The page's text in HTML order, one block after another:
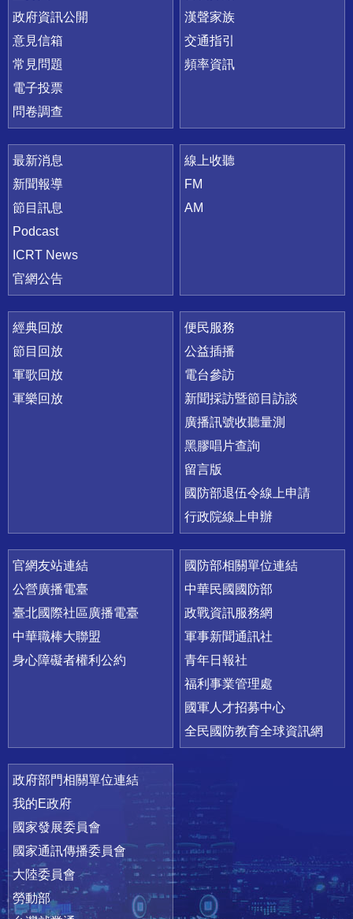
政府資訊公開
意見信箱
常見問題
電子投票
問卷調查
漢聲家族
交通指引
頻率資訊
最新消息
新聞報導
節目訊息
Podcast
ICRT News
官網公告
線上收聽
FM
AM
經典回放
節目回放
軍歌回放
軍樂回放
便民服務
公益插播
電台參訪
新聞採訪暨節目訪談
廣播訊號收聽量測
黑膠唱片查詢
留言版
國防部退伍令線上申請
行政院線上申辦
官網友站連結
公營廣播電臺
臺北國際社區廣播電臺
中華職棒大聯盟
身心障礙者權利公約
國防部相關單位連結
中華民國國防部
政戰資訊服務網
軍事新聞通訊社
青年日報社
福利事業管理處
國軍人才招募中心
全民國防教育全球資訊網
政府部門相關單位連結
我的E政府
國家發展委員會
國家通訊傳播委員會
大陸委員會
勞動部